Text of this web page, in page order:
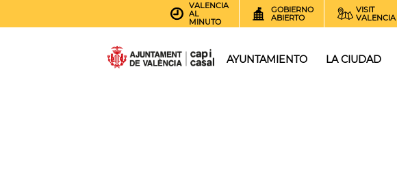
VALENCIA
AL
MINUTO
GOBIERNO
ABIERTO
VISIT
VALENCIA
AYUNTAMIENTO LA CIUDAD